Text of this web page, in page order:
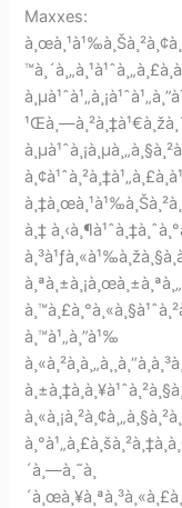
Maxxes:
à¸‡
à¸™à¹„à¸”à¹‰
´à¸—à¸˜à¸